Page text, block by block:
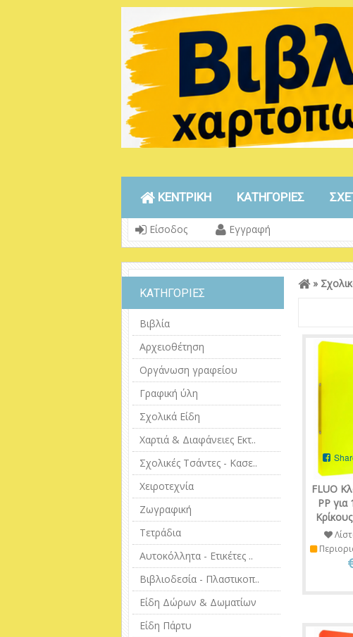
ΚΕΝΤΡΙΚΗ ΚΑΤΗΓΟΡΙΕΣ
Είσοδος Εγγραφή
ΚΑΤΗΓΟΡΙΕΣ
Βιβλία
Αρχειοθέτηση
Οργάνωση γραφείου
Γραφική ύλη
Σχολικά Είδη
Χαρτιά & Διαφάνειες Εκτ..
Σχολικές Τσάντες - Κασε..
Χειροτεχνία
Ζωγραφική
Τετράδια
Αυτοκόλλητα - Ετικέτες ..
Βιβλιοδεσία - Πλαστικοπ..
Είδη Δώρων & Δωματίων
Είδη Πάρτυ
»
FLUO
PP